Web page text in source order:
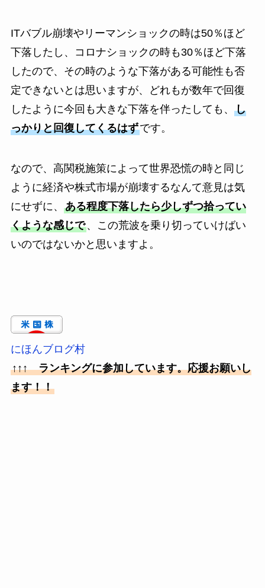
ITバブル崩壊やリーマンショックの時は50％ほど
下落したし、コロナショックの時も30％ほど下落
したので、その時のような下落がある可能性も否
定できないとは思いますが、どれもが数年で回復
したように今回も大きな下落を伴ったしても、 し
っかりと回復してくるはずです。
なので、高関税施策によって世界恐慌の時と同じ
ように経済や株式市場が崩壊するなんて意見は気
にせずに、 ある程度下落したら少しずつ拾ってい
くような感じで、この荒波を乗り切っていけばい
いのではないかと思いますよ。
にほんブログ村
↑↑↑ ランキングに参加しています。応援お願いし
ます！！